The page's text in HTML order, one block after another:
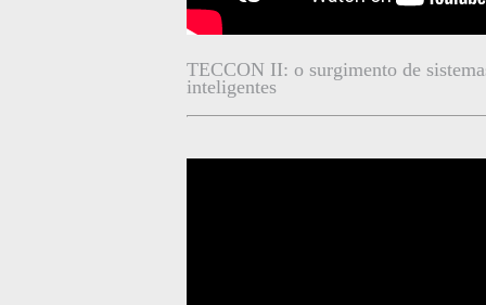
TECCON II: o surgimento de
inteligentes